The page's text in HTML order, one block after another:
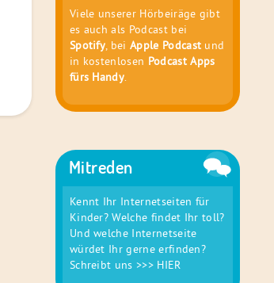
Viele unserer Hörbeiräge gibt
es auch als Podcast bei
Spotify, beiApple Podcast und
in kostenlosen Podcast Apps
fürs Handy.
Mitreden
Kennt Ihr Internetseiten für
Kinder? Welche findet Ihr toll?
Und welche Internetseite
würdet Ihr gerne erfinden?
Schreibt uns>>> HIER